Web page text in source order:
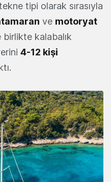
tipi olarak sırasıyla
ve motoryat
kalabalık
4-12 kişi